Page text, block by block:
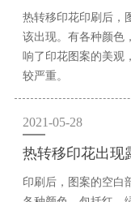
热转移印花印刷后，
该出现。有各种颜色
响了印花图案的美观
较严重。
2021-05-28
热转移印花出现
印刷后，图案的空白